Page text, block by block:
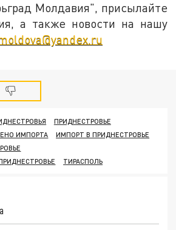
Молдавия", присылайте
а также новости на нашу
ПРИДНЕСТРОВЬЕ
ИМПОРТА
ИМПОРТ В ПРИДНЕСТРОВЬЕ
ТИРАСПОЛЬ